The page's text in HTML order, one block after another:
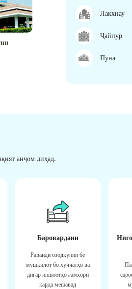
Лакхнау
Ҷайпур
Пуна
анҷом диҳад.
Баровардани
Раванди озодкунии бе
мушкилот бо ҳуҷҷатҳо ва
дигар иншоотҳо ғамхорӣ
карда мешавад